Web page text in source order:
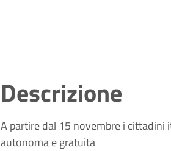
Descrizione
A partire dal 15 novembre i
autonoma e gratuita